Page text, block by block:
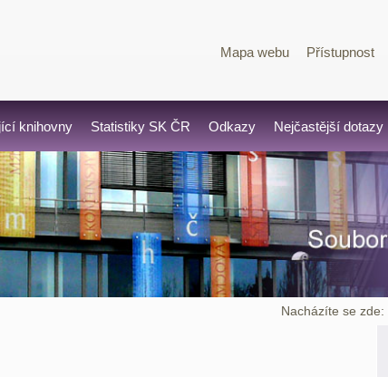
Mapa webu Přístupnost
knihovny Statistiky SK ČR Odkazy Nejčastější dotazy
Nacházíte se zde: